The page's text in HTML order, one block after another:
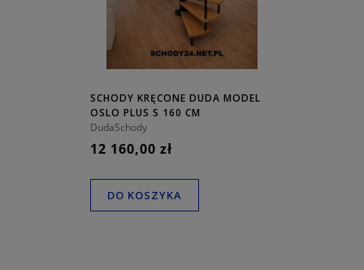
SCHODY KRĘCONE DUDA MODEL
OSLO PLUS S 160 CM
DudaSchody
12 160,00 zł
DO KOSZYKA